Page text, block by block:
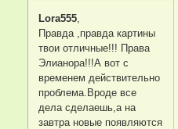
Lora555
Правда ,правда картины
твои отличные!!! Права
Элианора!!!А вот с
временем действительно
проблема.Вроде все
дела сделаешь,а на
завтра новые появляются